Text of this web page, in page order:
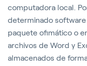
computadora local.
determinado software
paquete ofimático o
archivos de Word y
almacenados de